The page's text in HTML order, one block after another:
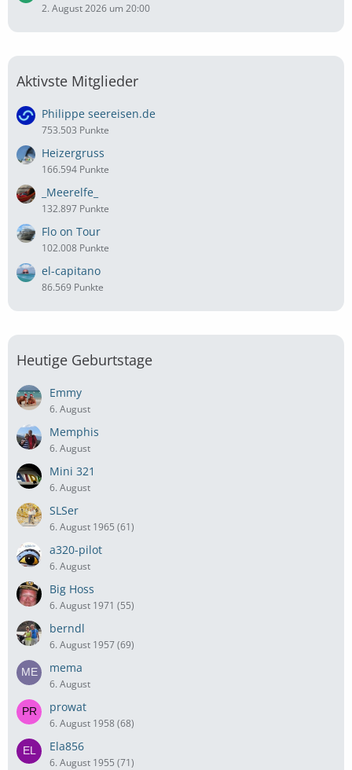
2. August 2026 um 20:00
Aktivste Mitglieder
Philippe seereisen.de
753.503 Punkte
Heizergruss
166.594 Punkte
_Meerelfe_
132.897 Punkte
Flo on Tour
102.008 Punkte
el-capitano
86.569 Punkte
Heutige Geburtstage
Emmy
6. August
Memphis
6. August
Mini 321
6. August
SLSer
6. August 1965 (61)
a320-pilot
6. August
Big Hoss
6. August 1971 (55)
berndl
6. August 1957 (69)
mema
6. August
prowat
6. August 1958 (68)
Ela856
6. August 1955 (71)